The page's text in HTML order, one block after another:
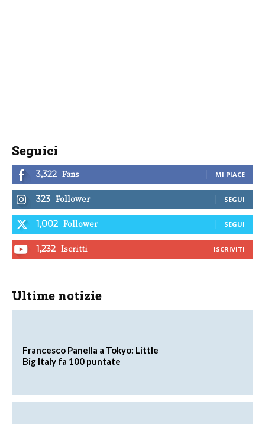
Seguici
3,322 Fans MI PIACE
323 Follower SEGUI
1,002 Follower SEGUI
1,232 Iscritti ISCRIVITI
Ultime notizie
Francesco Panella a Tokyo: Little
Big Italy fa 100 puntate